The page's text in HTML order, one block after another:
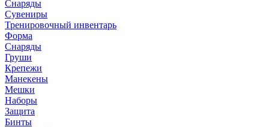
Снаряды
Сувениры
Тренировочный инвентарь
Форма
Снаряды
Груши
Крепежи
Манекены
Мешки
Наборы
Защита
Бинты